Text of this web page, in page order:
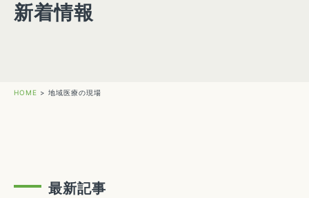
新着情報
HOME > 地域医療の現場
最新記事